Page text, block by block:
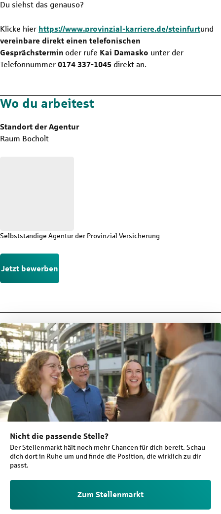
Du siehst das genauso?
Klicke hier https://www.provinzial-karriere.de/steinfurtund
vereinbare direkt einen telefonischen
Gesprächstermin oder rufe Kai Damasko unter der
Telefonnummer 0174 337-1045 direkt an.
Wo du arbeitest
Standort der Agentur
Raum Bocholt
Selbstständige Agentur der Provinzial Versicherung
Jetzt bewerben
Nicht die passende Stelle?
Der Stellenmarkt hält noch mehr Chancen für dich bereit. Schau
dich dort in Ruhe um und finde die Position, die wirklich zu dir
passt.
Zum Stellenmarkt